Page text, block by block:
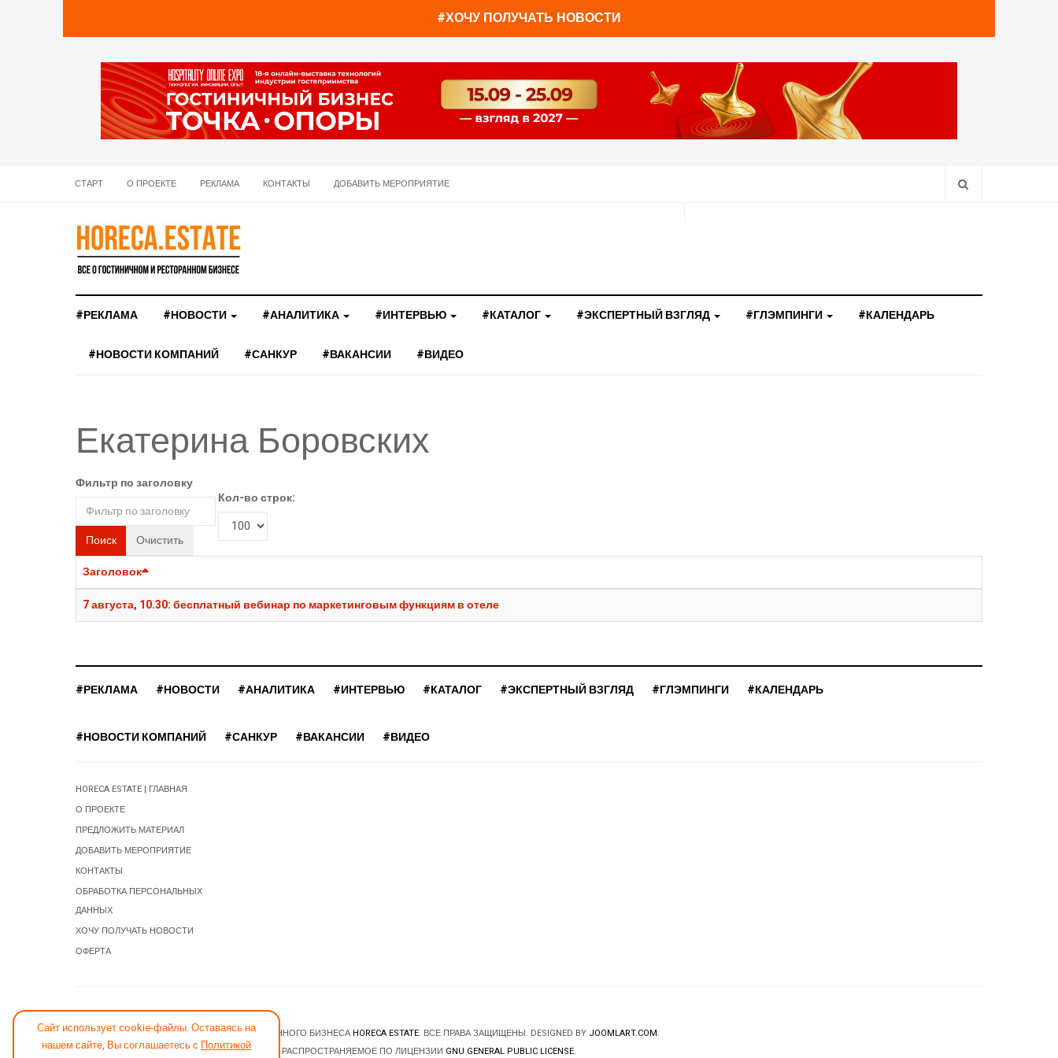
#ХОЧУ ПОЛУЧАТЬ НОВОСТИ
СТАРТ О ПРОЕКТЕ РЕКЛАМА КОНТАКТЫ ДОБАВИТЬ МЕРОПРИЯТИЕ
#РЕКЛАМА #НОВОСТИ #АНАЛИТИКА #ИНТЕРВЬЮ #КАТАЛОГ #ЭКСПЕРТНЫЙ ВЗГЛЯД #ГЛЭМПИНГИ #КАЛЕНДАРЬ
#НОВОСТИ КОМПАНИЙ #САНКУР #ВАКАНСИИ #ВИДЕО
Екатерина Боровских
Фильтр по заголовку
Поиск Очистить
Кол-во строк:
Заголовок
7 августа, 10.30: бесплатный вебинар по маркетинговым функциям в отеле
Сайт использует cookie-файлы. Оставаясь на
нашем сайте, Вы соглашаетесь с Политикой
#РЕКЛАМА #НОВОСТИ #АНАЛИТИКА #ИНТЕРВЬЮ #КАТАЛОГ #ЭКСПЕРТНЫЙ ВЗГЛЯД #ГЛЭМПИНГИ #КАЛЕНДАРЬ
#НОВОСТИ КОМПАНИЙ #САНКУР #ВАКАНСИИ #ВИДЕО
HORECA ESTATE | ГЛАВНАЯ
О ПРОЕКТЕ
ПРЕДЛОЖИТЬ МАТЕРИАЛ
ДОБАВИТЬ МЕРОПРИЯТИЕ
КОНТАКТЫ
ОБРАБОТКА ПЕРСОНАЛЬНЫХ
ДАННЫХ
ХОЧУ ПОЛУЧАТЬ НОВОСТИ
ОФЕРТА
© 2026 НОВОСТИ ГОСТИНИЧНОГО И РЕСТОРАННОГО БИЗНЕСА HORECA ESTATE. ВСЕ ПРАВА ЗАЩИЩЕНЫ. DESIGNED BY JOOMLART.COM.
JOOMLA! CMS- ПРОГРАММНОЕ ОБЕСПЕЧЕНИЕ, РАСПРОСТРАНЯЕМОЕ ПО ЛИЦЕНЗИИ GNU GENERAL PUBLIC LICENSE.